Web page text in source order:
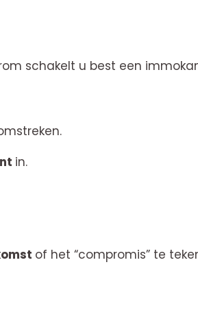
schakelt u best een
in.
of het “compromis” te